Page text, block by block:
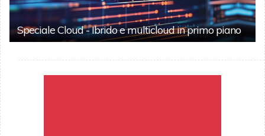
Speciale Cloud - Ibrido e multicloud in primo piano